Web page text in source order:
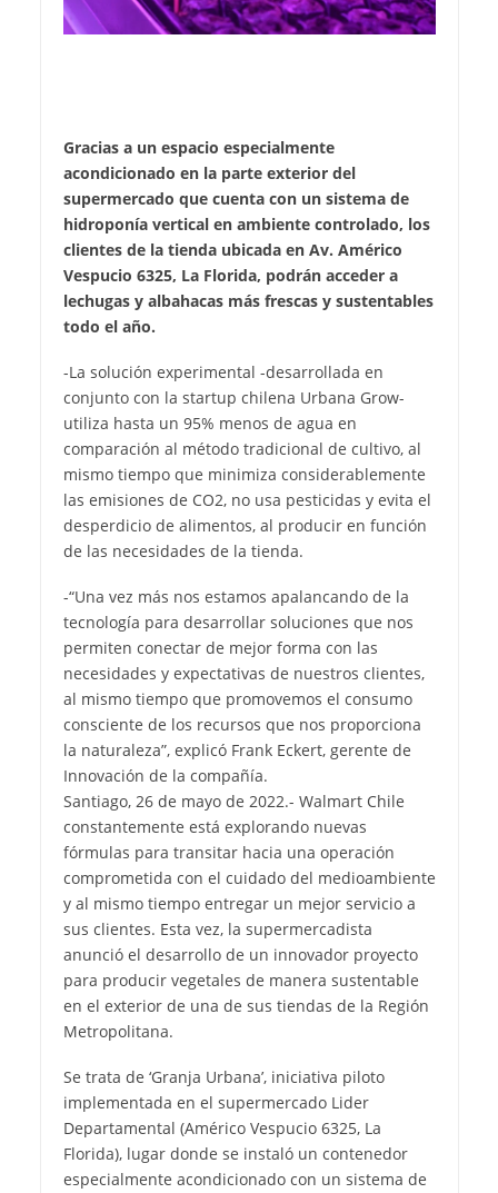
Gracias a un espacio especialmente
acondicionado en la parte exterior del
supermercado que cuenta con un sistema de
hidroponía vertical en ambiente controlado, los
clientes de la tienda ubicada en Av. Américo
Vespucio 6325, La Florida, podrán acceder a
lechugas y albahacas más frescas y sustentables
todo el año.
-La solución experimental -desarrollada en
conjunto con la startup chilena Urbana Grow-
utiliza hasta un 95% menos de agua en
comparación al método tradicional de cultivo, al
mismo tiempo que minimiza considerablemente
las emisiones de CO2, no usa pesticidas y evita el
desperdicio de alimentos, al producir en función
de las necesidades de la tienda.
-“Una vez más nos estamos apalancando de la
tecnología para desarrollar soluciones que nos
permiten conectar de mejor forma con las
necesidades y expectativas de nuestros clientes,
al mismo tiempo que promovemos el consumo
consciente de los recursos que nos proporciona
la naturaleza”, explicó Frank Eckert, gerente de
Innovación de la compañía.
Santiago, 26 de mayo de 2022.- Walmart Chile
constantemente está explorando nuevas
fórmulas para transitar hacia una operación
comprometida con el cuidado del medioambiente
y al mismo tiempo entregar un mejor servicio a
sus clientes. Esta vez, la supermercadista
anunció el desarrollo de un innovador proyecto
para producir vegetales de manera sustentable
en el exterior de una de sus tiendas de la Región
Metropolitana.
Se trata de ‘Granja Urbana’, iniciativa piloto
implementada en el supermercado Lider
Departamental (Américo Vespucio 6325, La
Florida), lugar donde se instaló un contenedor
especialmente acondicionado con un sistema de